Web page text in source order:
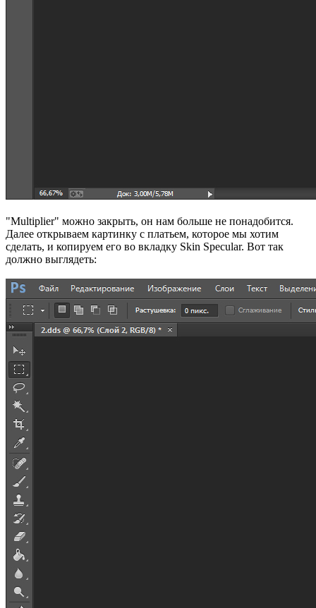
"Multiplier" можно закрыть, он нам больше не понадобится.
Далее открываем картинку с платьем, которое мы хотим
сделать, и копируем его во вкладку Skin Specular. Вот так
должно выглядеть: